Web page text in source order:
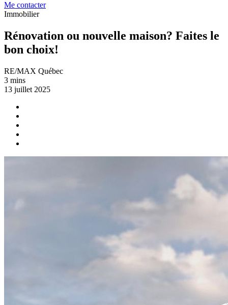
Me contacter
Immobilier
Rénovation ou nouvelle maison? Faites le
bon choix!
RE/MAX Québec
3 mins
13 juillet 2025